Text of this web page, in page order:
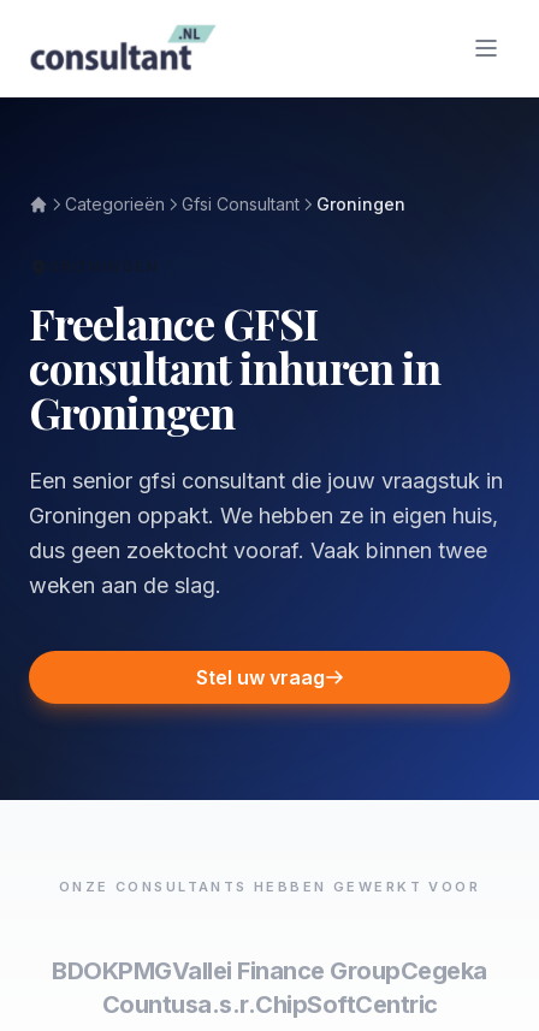
Categorieën Gfsi Consultant Groningen
Freelance GFSI
consultant inhuren in
Groningen
Een senior gfsi consultant die jouw vraagstuk in
Groningen oppakt. We hebben ze in eigen huis,
dus geen zoektocht vooraf. Vaak binnen twee
weken aan de slag.
Stel uw vraag
ONZE CONSULTANTS HEBBEN GEWERKT VOOR
BDOKPMGVallei Finance GroupCegeka
Countusa.s.r.ChipSoftCentric